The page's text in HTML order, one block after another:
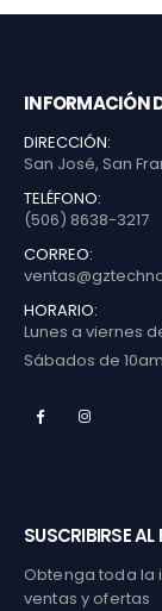
INFORMACIÓN
DIRECCIÓN:
San José, San
TELÉFONO:
(506) 8638-3217
CORREO:
HORARIO:
Lunes a viernes
Sábados de
SUSCRIBIRSE AL
Obtenga toda la
ventas y ofertas